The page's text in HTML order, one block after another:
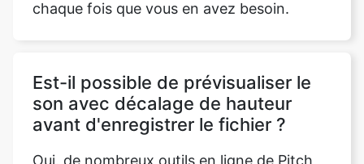
Est-il possible de prévisualiser le
Oui, de nombreux outils en ligne de Pitch
Shifter proposent une fonction de
prévisualisation qui vous permet d'écouter
le son avec décalage de hauteur avant